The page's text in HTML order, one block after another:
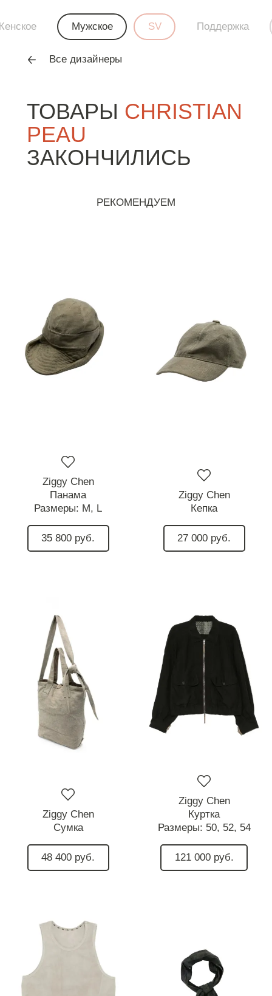
ТОВАРЫ CHRISTIAN
PEAU
ЗАКОНЧИЛИСЬ
РЕКОМЕНДУЕМ
Ziggy Chen
Панама
Размеры: M, L
35 800 руб.
Ziggy Chen
Кепка
27 000 руб.
Ziggy Chen
Сумка
48 400 руб.
Ziggy Chen
Куртка
Размеры: 50, 52, 54
121 000 руб.
Мужское SV Поддержка
Все дизайнеры